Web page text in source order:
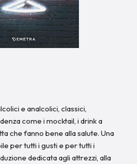
e analcolici, classici,
come i mocktail, i drink a
che fanno bene alla salute. Una
per tutti i gusti e per tutti i
dedicata agli attrezzi, alla